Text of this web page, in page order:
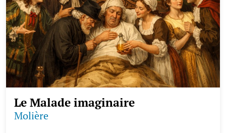
Le Malade imaginaire
Molière